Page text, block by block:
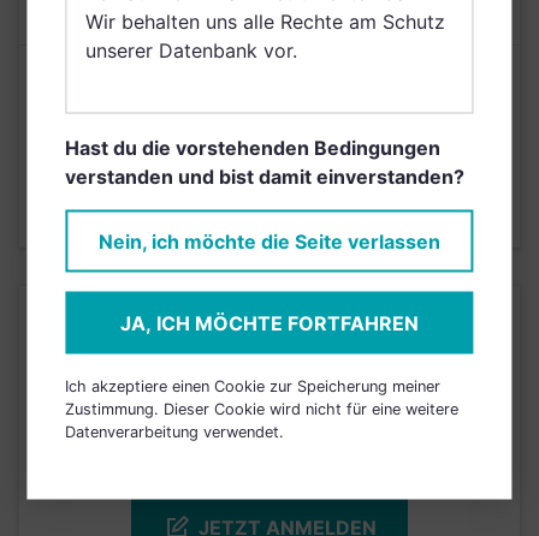
KOSTEN
1 2 3 4 5 6
Stand 29.02.2020
KURSENTWICKLUNG
Einfach und kostenlos
registrieren, um dieses Feature
JETZT ANMELDEN
Wir behalten uns alle Rechte am Schutz
unserer Datenbank vor.
Hast du die vorstehenden Bedingungen
verstanden und bist damit einverstanden?
Nein, ich möchte die Seite verlassen
JA, ICH MÖCHTE FORTFAHREN
Ich akzeptiere einen Cookie zur Speicherung meiner
Zustimmung. Dieser Cookie wird nicht für eine weitere
Datenverarbeitung verwendet.